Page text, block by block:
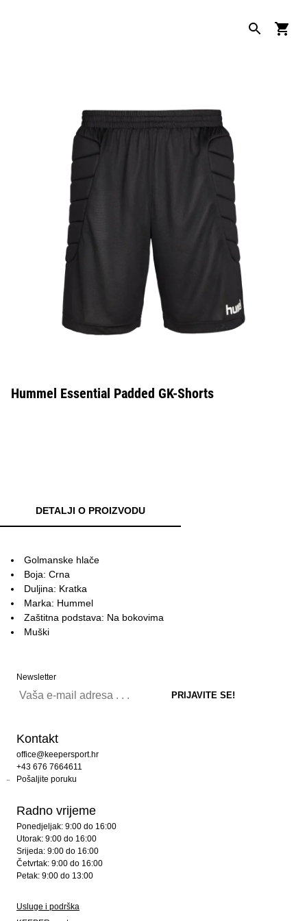
Hummel Essential Padded GK-Shorts
DETALJI O PROIZVODU
Golmanske hlače
Boja: Crna
Duljina: Kratka
Marka: Hummel
Zaštitna podstava: Na bokovima
Muški
Newsletter
Kontakt
office@keepersport.hr
+43 676 7664611
Pošaljite poruku
Radno vrijeme
Ponedjeljak: 9:00 do 16:00
Utorak: 9:00 do 16:00
Srijeda: 9:00 do 16:00
Četvrtak: 9:00 do 16:00
Petak: 9:00 do 13:00
Usluge i podrška